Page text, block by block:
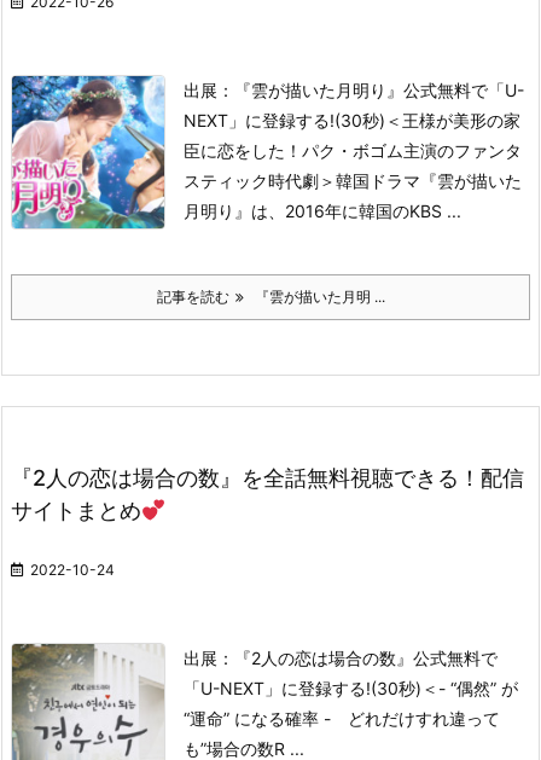
出展：『雲が描いた月明り』公式無料で「U-
NEXT」に登録する!(30秒) ＜王様が美形の家
臣に恋をした！パク・ボゴム主演のファンタ
スティック時代劇＞韓国ドラマ『雲が描いた
月明り』は、2016年に韓国のKBS ...
記事を読む 『雲が描いた月明 ...
『2人の恋は場合の数』を全話無料視聴できる！配信
サイトまとめ
2022-10-24
出展：『2人の恋は場合の数』公式無料で
「U-NEXT」に登録する!(30秒) ＜- “偶然” が
“運命” になる確率 - どれだけすれ違って
も”場合の数R ...